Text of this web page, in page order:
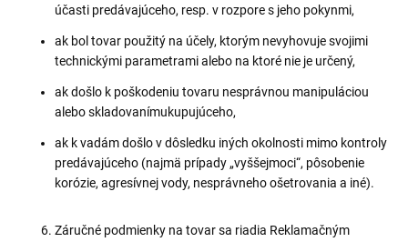
účasti predávajúceho, resp. v rozpore s jeho pokynmi,
ak bol tovar použitý na účely, ktorým nevyhovuje svojimi
technickými parametrami alebo na ktoré nie je určený,
ak došlo k poškodeniu tovaru nesprávnou manipuláciou
alebo skladovanímukupujúceho,
ak k vadám došlo v dôsledku iných okolnosti mimo kontroly
predávajúceho (najmä prípady „vyššejmoci“, pôsobenie
korózie, agresívnej vody, nesprávneho ošetrovania a iné).
Záručné podmienky na tovar sa riadia Reklamačným